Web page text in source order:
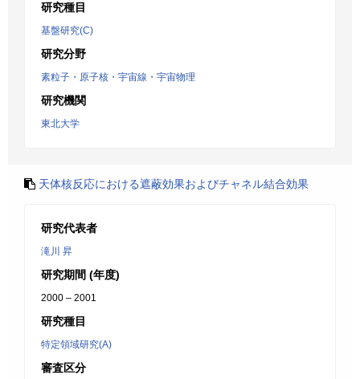
研究種目
基盤研究(C)
研究分野
素粒子・原子核・宇宙線・宇宙物理
研究機関
東北大学
天体核反応における遮蔽効果およびチャネル結合効果
研究代表者
滝川 昇
研究期間 (年度)
2000 – 2001
研究種目
特定領域研究(A)
審査区分